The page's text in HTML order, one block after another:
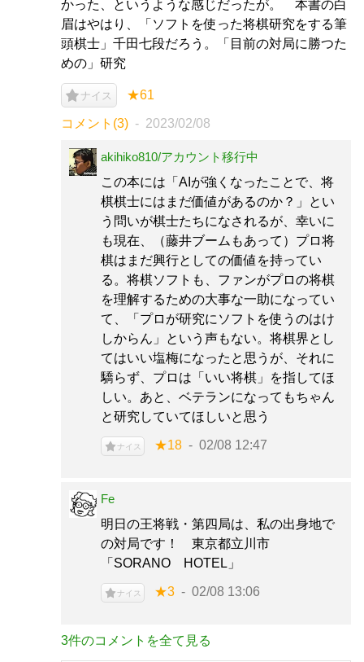
かった、というような感じだったが。 本書の白
眉はやはり、「ソフトを使った将棋研究をする筆
頭棋士」千田七段だろう。「目前の対局に勝つた
めの」研究
ナイス ★61
コメント(3) 2023/02/08
akihiko810/アカウント移行中
この本には「AIが強くなったことで、将
棋棋士にはまだ価値があるのか？」とい
う問いが棋士たちになされるが、幸いに
も現在、（藤井ブームもあって）プロ将
棋はまだ興行としての価値を持ってい
る。将棋ソフトも、ファンがプロの将棋
を理解するための大事な一助になってい
て、「プロが研究にソフトを使うのはけ
しからん」という声もない。将棋界とし
てはいい塩梅になったと思うが、それに
驕らず、プロは「いい将棋」を指してほ
しい。あと、ベテランになってもちゃん
と研究していてほしいと思う
ナイス ★18 02/08 12:47
Fe
明日の王将戦・第四局は、私の出身地で
の対局です！ 東京都立川市
「SORANO HOTEL」
ナイス ★3 02/08 13:06
3件のコメントを全て見る